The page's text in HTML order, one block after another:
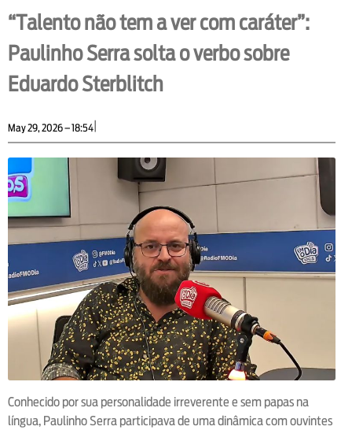
“Talento não tem a ver com caráter”:
Paulinho Serra solta o verbo sobre
Eduardo Sterblitch
May 29, 2026 – 18:54|
Conhecido por sua personalidade irreverente e sem papas na
língua, Paulinho Serra participava de uma dinâmica com ouvintes